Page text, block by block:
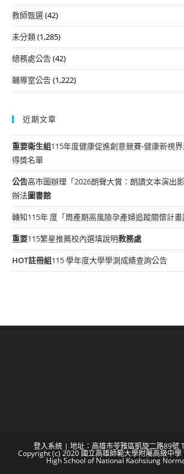
教師甄選(42)
未分類(1,285)
總務處公告(42)
輔導室公告(1,222)
近期文章
重要衛生組115年度健康促進創意競賽-健康新視
得獎名單
公告高市圖辦理「2026朗聲大賞：朗讀文本演出
辦法圖書館
轉知115年 度「周產期高風險孕產婦追蹤關懷計畫
重要115繁星推薦校內選填說明教務處
HOT註冊組115 學年度大學學測成績查詢公告
登入系統 | 地址：高雄市苓雅區凱旋二路89號
Copyright (c) 2020 國立高雄師範大學附屬高級中
High School of National Kaohsiung